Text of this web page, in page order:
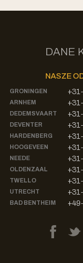
DANE
NASZE
GRONINGEN
ARNHEM
DEDEMSVAART
DEVENTER
HARDENBERG
HOOGEVEEN
NEEDE
OLDENZAAL
TWELLO
UTRECHT
BAD BENTHEIM